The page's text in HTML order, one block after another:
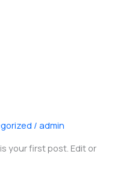
/admin
your first post. Edit or